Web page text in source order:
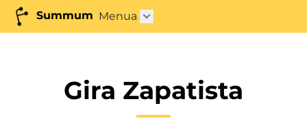
Summum Menua Azpimenua ireki"
Gira Zapatista